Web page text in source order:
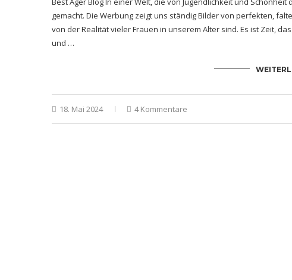
gemacht. Die Werbung zeigt uns ständig Bilder von perfekten,
von der Realität vieler Frauen in unserem Alter sind. Es ist Zeit,
und …
18. Mai 2024 4 Kommentare